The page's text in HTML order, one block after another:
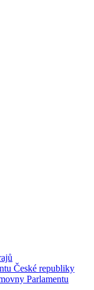
České republiky
Parlamentu